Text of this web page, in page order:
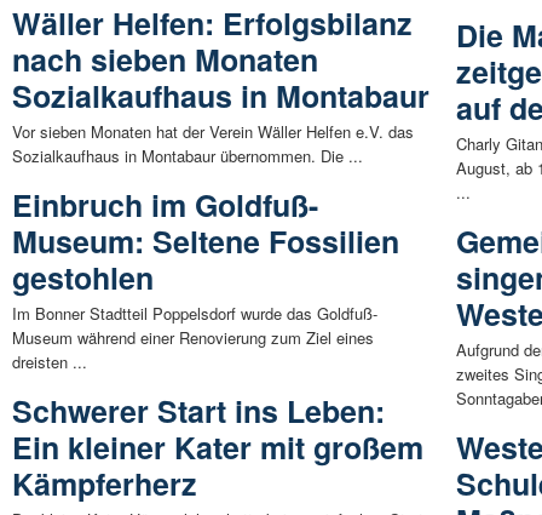
Wäller Helfen: Erfolgsbilanz
nach sieben Monaten
Sozialkaufhaus in Montabaur
Vor sieben Monaten hat der Verein Wäller Helfen e.V. das
Sozialkaufhaus in Montabaur übernommen. Die ...
Einbruch im Goldfuß-
Museum: Seltene Fossilien
gestohlen
Im Bonner Stadtteil Poppelsdorf wurde das Goldfuß-
Museum während einer Renovierung zum Ziel eines
dreisten ...
Schwerer Start ins Leben:
Ein kleiner Kater mit großem
Kämpferherz
Die
auf
Charly
August, ab
...
Aufgrund
zweites